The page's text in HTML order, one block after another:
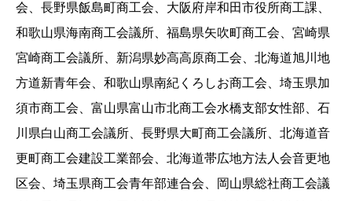
会、長野県飯島町商工会、大阪府岸和田市役所商工課、
和歌山県海南商工会議所、福島県矢吹町商工会、宮崎県
宮崎商工会議所、新潟県妙高高原商工会、北海道旭川地
方道新青年会、和歌山県南紀くろしお商工会、埼玉県加
須市商工会、富山県富山市北商工会水橋支部女性部、石
川県白山商工会議所、長野県大町商工会議所、北海道音
更町商工会建設工業部会、北海道帯広地方法人会音更地
区会、埼玉県商工会青年部連合会、岡山県総社商工会議